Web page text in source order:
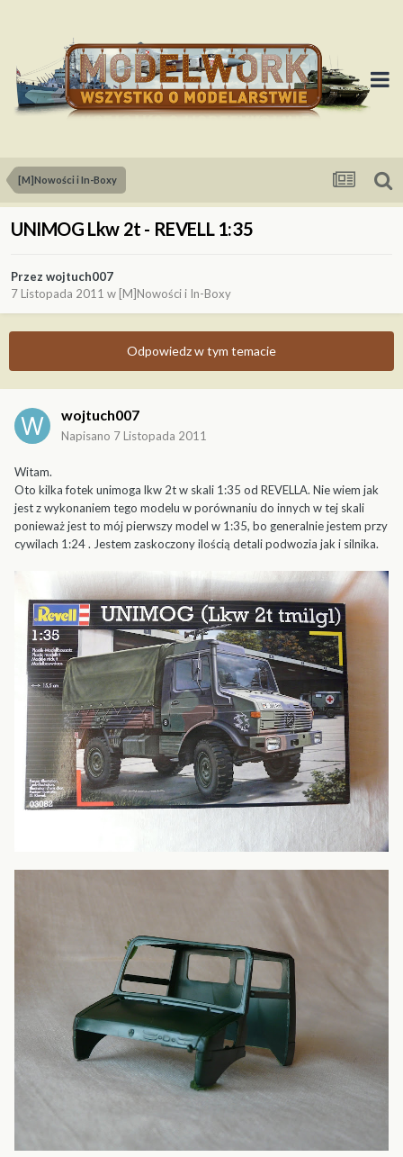
[M]Nowości i In-Boxy
UNIMOG Lkw 2t - REVELL 1:35
Przez wojtuch007
7 Listopada 2011 w [M]Nowości i In-Boxy
Odpowiedz w tym temacie
wojtuch007
Napisano 7 Listopada 2011
Witam.
Oto kilka fotek unimoga lkw 2t w skali 1:35 od REVELLA. Nie wiem jak
jest z wykonaniem tego modelu w porównaniu do innych w tej skali
ponieważ jest to mój pierwszy model w 1:35, bo generalnie jestem przy
cywilach 1:24 . Jestem zaskoczony ilością detali podwozia jak i silnika.